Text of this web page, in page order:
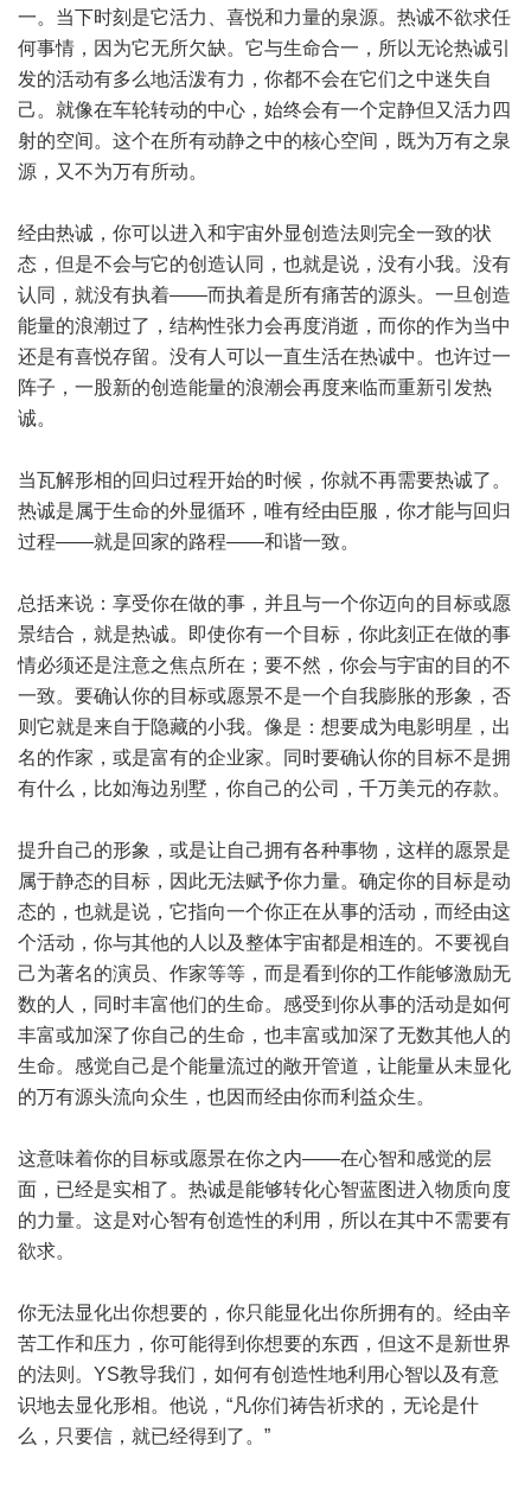
一。当下时刻是它活力、喜悦和力量的泉源。热诚不欲求任
何事情，因为它无所欠缺。它与生命合一，所以无论热诚引
发的活动有多么地活泼有力，你都不会在它们之中迷失自
己。就像在车轮转动的中心，始终会有一个定静但又活力四
射的空间。这个在所有动静之中的核心空间，既为万有之泉
源，又不为万有所动。
经由热诚，你可以进入和宇宙外显创造法则完全一致的状
态，但是不会与它的创造认同，也就是说，没有小我。没有
认同，就没有执着——而执着是所有痛苦的源头。一旦创造
能量的浪潮过了，结构性张力会再度消逝，而你的作为当中
还是有喜悦存留。没有人可以一直生活在热诚中。也许过一
阵子，一股新的创造能量的浪潮会再度来临而重新引发热
诚。
当瓦解形相的回归过程开始的时候，你就不再需要热诚了。
热诚是属于生命的外显循环，唯有经由臣服，你才能与回归
过程——就是回家的路程——和谐一致。
总括来说：享受你在做的事，并且与一个你迈向的目标或愿
景结合，就是热诚。即使你有一个目标，你此刻正在做的事
情必须还是注意之焦点所在；要不然，你会与宇宙的目的不
一致。要确认你的目标或愿景不是一个自我膨胀的形象，否
则它就是来自于隐藏的小我。像是：想要成为电影明星，出
名的作家，或是富有的企业家。同时要确认你的目标不是拥
有什么，比如海边别墅，你自己的公司，千万美元的存款。
提升自己的形象，或是让自己拥有各种事物，这样的愿景是
属于静态的目标，因此无法赋予你力量。确定你的目标是动
态的，也就是说，它指向一个你正在从事的活动，而经由这
个活动，你与其他的人以及整体宇宙都是相连的。不要视自
己为著名的演员、作家等等，而是看到你的工作能够激励无
数的人，同时丰富他们的生命。感受到你从事的活动是如何
丰富或加深了你自己的生命，也丰富或加深了无数其他人的
生命。感觉自己是个能量流过的敞开管道，让能量从未显化
的万有源头流向众生，也因而经由你而利益众生。
这意味着你的目标或愿景在你之内——在心智和感觉的层
面，已经是实相了。热诚是能够转化心智蓝图进入物质向度
的力量。这是对心智有创造性的利用，所以在其中不需要有
欲求。
你无法显化出你想要的，你只能显化出你所拥有的。经由辛
苦工作和压力，你可能得到你想要的东西，但这不是新世界
的法则。YS教导我们，如何有创造性地利用心智以及有意
识地去显化形相。他说，“凡你们祷告祈求的，无论是什
么，只要信，就已经得到了。”